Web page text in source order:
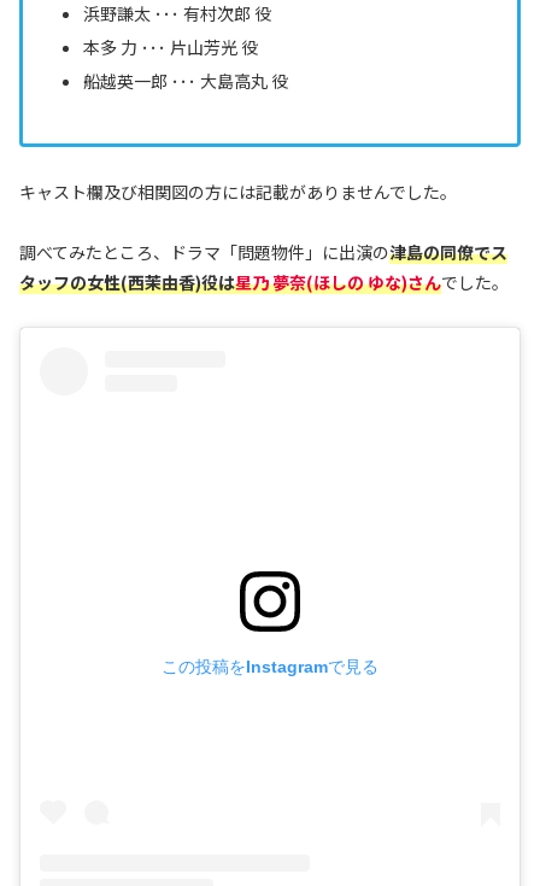
浜野謙太 ･･･ 有村次郎 役
本多 力 ･･･ 片山芳光 役
船越英一郎 ･･･ 大島高丸 役
キャスト欄及び相関図の方には記載がありませんでした。
調べてみたところ、ドラマ「問題物件」に出演の津島の同僚でス
タッフの女性(西茉由香)役は星乃 夢奈(ほしの ゆな)さんでした。
この投稿をInstagramで見る